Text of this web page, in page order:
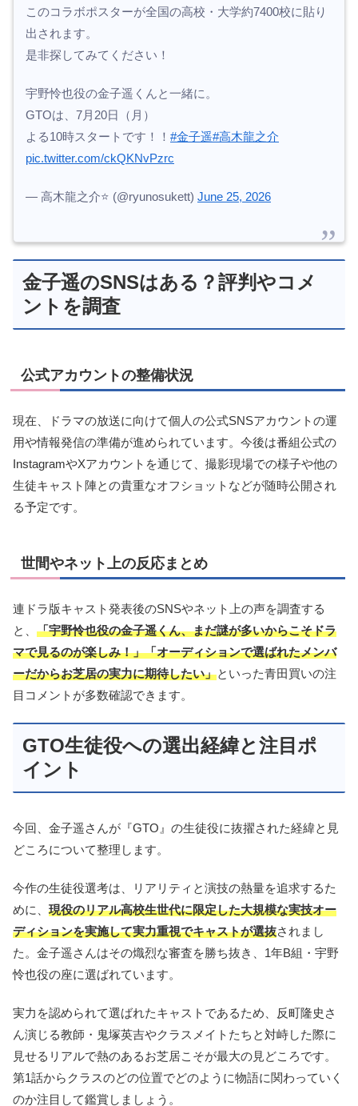
このコラボポスターが全国の高校・大学約7400校に貼り
出されます。
是非探してみてください！
宇野怜也役の金子遥くんと一緒に。
GTOは、7月20日（月）
よる10時スタートです！！ #金子遥#高木龍之介
pic.twitter.com/ckQKNvPzrc
— 高木龍之介⭐️ (@ryunosukett) June 25, 2026
金子遥のSNSはある？評判やコメ
ントを調査
公式アカウントの整備状況
現在、ドラマの放送に向けて個人の公式SNSアカウントの運
用や情報発信の準備が進められています。今後は番組公式の
InstagramやXアカウントを通じて、撮影現場での様子や他の
生徒キャスト陣との貴重なオフショットなどが随時公開され
る予定です。
世間やネット上の反応まとめ
連ドラ版キャスト発表後のSNSやネット上の声を調査する
と、 「宇野怜也役の金子遥くん、まだ謎が多いからこそドラ
マで見るのが楽しみ！」「オーディションで選ばれたメンバ
ーだからお芝居の実力に期待したい」といった青田買いの注
目コメントが多数確認できます。
GTO生徒役への選出経緯と注目ポ
イント
今回、金子遥さんが『GTO』の生徒役に抜擢された経緯と見
どころについて整理します。
今作の生徒役選考は、リアリティと演技の熱量を追求するた
めに、 現役のリアル高校生世代に限定した大規模な実技オー
ディションを実施して実力重視でキャストが選抜されまし
た。金子遥さんはその熾烈な審査を勝ち抜き、1年B組・宇野
怜也役の座に選ばれています。
実力を認められて選ばれたキャストであるため、反町隆史さ
ん演じる教師・鬼塚英吉やクラスメイトたちと対峙した際に
見せるリアルで熱のあるお芝居こそが最大の見どころです。
第1話からクラスのどの位置でどのように物語に関わっていく
のか注目して鑑賞しましょう。